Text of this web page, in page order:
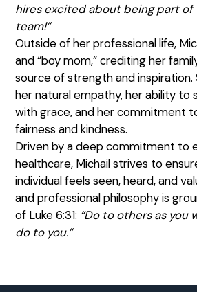
hires excited about being part of
team!”
Outside of her professional life,
and “boy mom,” crediting her
source of strength and inspiration.
her natural empathy, her ability to
with grace, and her commitment
fairness and kindness.
Driven by a deep commitment to
healthcare, Michail strives to
individual feels seen, heard, and
and professional philosophy is
of Luke 6:31: “Do to others as you
do to you.”